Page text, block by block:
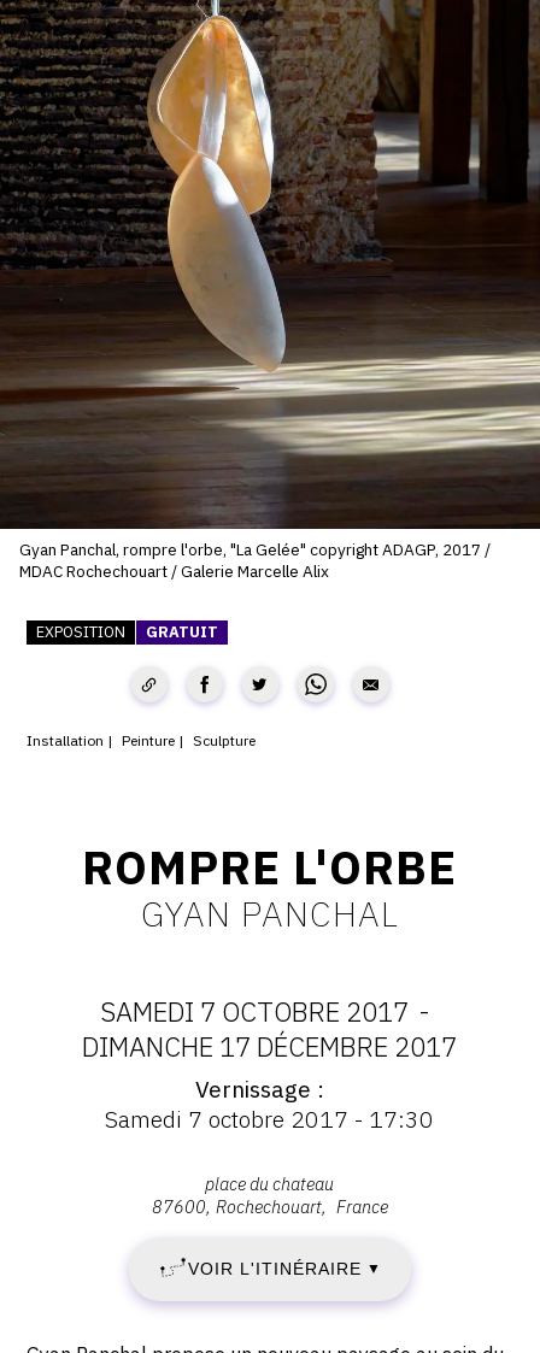
SERVICES
CRÉER SON CATALOGUE RAISONNÉ
ABONNEMENTS DÉDIÉS AUX GALERISTES
CRÉER SON SITE ARTISTE
CRÉER SON CATALOGUE D'EXPO
PUBLIER SES EXPOSITIONS
DEVENIR CONTRIBUTEUR
À PROPOS
L'ÉQUIPE OAM
À PROPOS D'OAM
CONTACT
FACEBOOK
TWITTER
Gyan Panchal, rompre l'orbe, "La Gelée" copyright ADAGP, 2017 /
MDAC Rochechouart / Galerie Marcelle Alix
EXPOSITION GRATUIT
Installation Peinture Sculpture
ROMPRE L'ORBE
GYAN PANCHAL
DATES
:
7
OCTOBRE
2017
SAMEDI 7 OCTOBRE 2017 -
DIMANCHE 17 DÉCEMBRE 2017
Vernissage
Samedi 7 octobre 2017 - 17:30
place du chateau
87600 Rochechouart France
VOIR L'ITINÉRAIRE ▼